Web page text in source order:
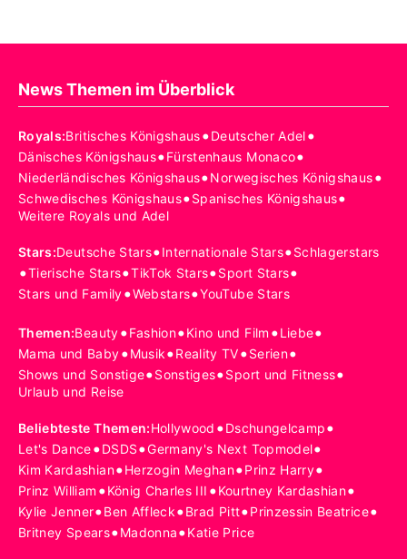
News Themen im Überblick
Royals:Britisches Königshaus•Deutscher Adel•
Dänisches Königshaus•Fürstenhaus Monaco•
Niederländisches Königshaus•Norwegisches Königshaus•
Schwedisches Königshaus•Spanisches Königshaus•
Weitere Royals und Adel
Stars:Deutsche Stars•Internationale Stars•Schlagerstars
•Tierische Stars•TikTok Stars•Sport Stars•
Stars und Family•Webstars•YouTube Stars
Themen:Beauty•Fashion•Kino und Film •Liebe•
Mama und Baby•Musik•Reality TV•Serien•
Shows und Sonstige•Sonstiges•Sport und Fitness•
Urlaub und Reise
Beliebteste Themen:Hollywood •Dschungelcamp•
Let's Dance•DSDS•Germany's Next Topmodel•
Kim Kardashian•Herzogin Meghan•Prinz Harry•
Prinz William •König Charles III •Kourtney Kardashian•
Kylie Jenner•Ben Affleck•Brad Pitt•Prinzessin Beatrice•
Britney Spears•Madonna•Katie Price